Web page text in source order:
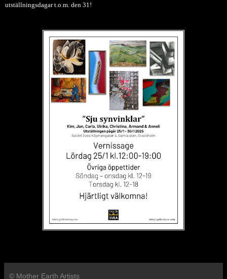
utställningsdagar t.o.m. den 31!
© Mother Earth Artists